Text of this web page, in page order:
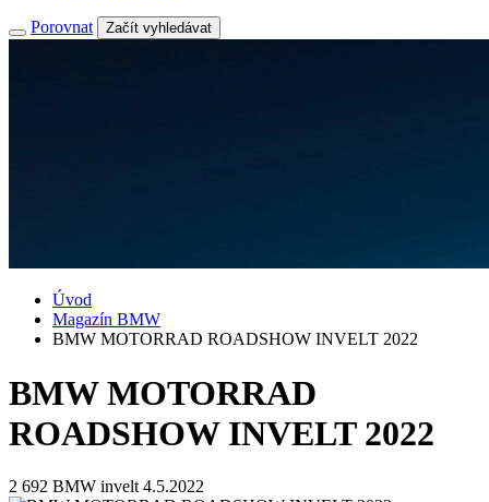
Porovnat Začít vyhledávat
Úvod
Magazín BMW
BMW MOTORRAD ROADSHOW INVELT 2022
BMW MOTORRAD
ROADSHOW INVELT 2022
2 692 BMW invelt 4.5.2022